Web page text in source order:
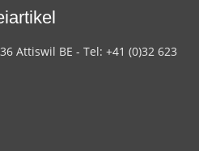
Attiswil BE - Tel: +41 (0)32 623